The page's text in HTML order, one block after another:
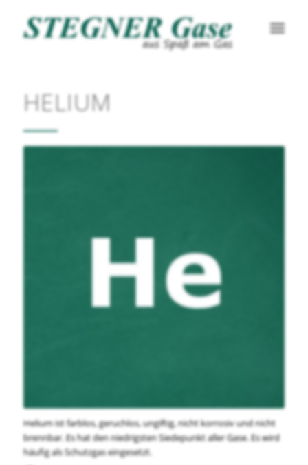
HELIUM
Helium ist farblos, geruchlos, ungiftig, nicht korrosiv und nicht
brennbar. Es hat den niedrigsten Siedepunkt aller Gase. Es wird
häufig als Schutzgas eingesetzt.